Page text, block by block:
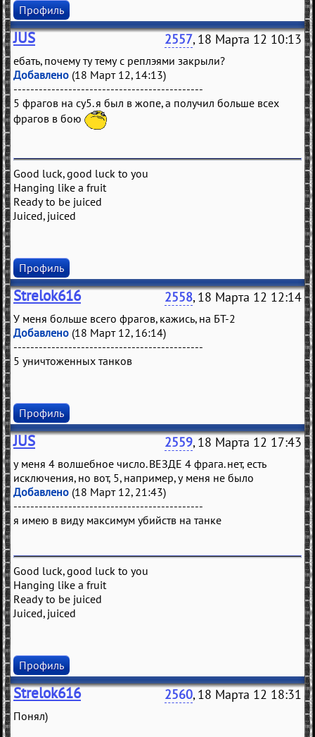
Профиль
JUS 2557, 18 Марта 12 10:13
ебать, почему ту тему с реплэями закрыли?
Добавлено (18 Март 12, 14:13)
---------------------------------------------
5 фрагов на су5. я был в жопе, а получил больше всех
фрагов в бою
Good luck, good luck to you
Hanging like a fruit
Ready to be juiced
Juiced, juiced
Профиль
Strelok616 2558, 18 Марта 12 12:14
У меня больше всего фрагов, кажись, на БТ-2
Добавлено (18 Март 12, 16:14)
---------------------------------------------
5 уничтоженных танков
Профиль
JUS 2559, 18 Марта 12 17:43
у меня 4 волшебное число. ВЕЗДЕ 4 фрага. нет, есть
исключения, но вот, 5, например, у меня не было
Добавлено (18 Март 12, 21:43)
---------------------------------------------
я имею в виду максимум убийств на танке
Good luck, good luck to you
Hanging like a fruit
Ready to be juiced
Juiced, juiced
Профиль
Strelok616 2560, 18 Марта 12 18:31
Понял)